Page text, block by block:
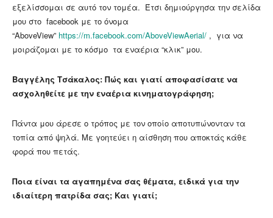
εξελίσσομαι σε αυτό τον τομέα. Έτσι δημιούργησα την σελίδα
μου στο facebook με το όνομα
“AboveView” https://m.facebook.com/AboveViewAerial/ , για να
μοιράζομαι με το κόσμο τα εναέρια “κλικ” μου.
Βαγγέλης Τσάκαλος: Πώς και γιατί αποφασίσατε να
ασχοληθείτε με την εναέρια κινηματογράφηση;
Πάντα μου άρεσε ο τρόπος με τον οποίο αποτυπώνονταν τα
τοπία από ψηλά. Με γοητεύει η αίσθηση που αποκτάς κάθε
φορά που πετάς.
Ποια είναι τα αγαπημένα σας θέματα, ειδικά για την
ιδιαίτερη πατρίδα σας; Και γιατί;